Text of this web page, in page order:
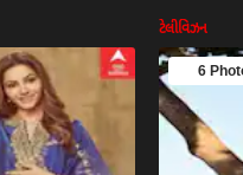
ટેલીવિઝન
6